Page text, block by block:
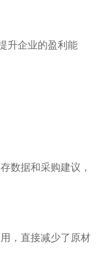
企业的盈利能
据和采购建议，
，直接减少了原材